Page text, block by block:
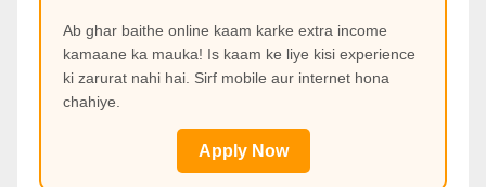
Ab ghar baithe online kaam karke extra income
kamaane ka mauka! Is kaam ke liye kisi experience
ki zarurat nahi hai. Sirf mobile aur internet hona
chahiye.
Apply Now